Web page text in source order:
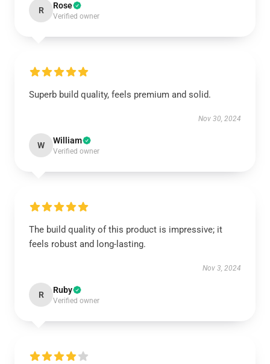
R Rose
Verified owner
Superb build quality, feels premium and solid.
Nov 30, 2024
W William
Verified owner
The build quality of this product is impressive; it
feels robust and long-lasting.
Nov 3, 2024
R Ruby
Verified owner